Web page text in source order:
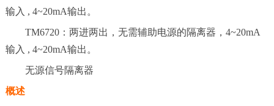
输入 , 4~20mA输出。
TM6720：两进两出，无需辅助电源的隔离器，4~20mA
输入 , 4~20mA输出。
无源信号隔离器
概述